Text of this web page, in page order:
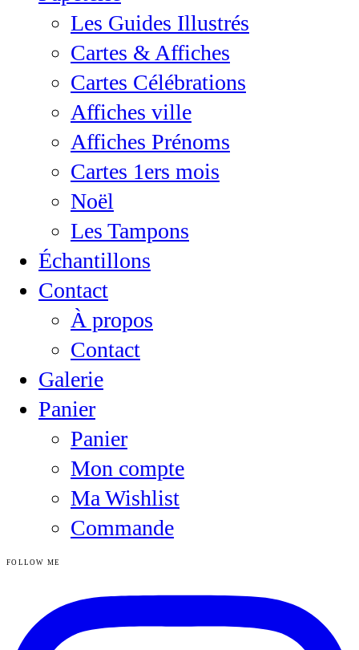
Les Guides Illustrés
Cartes & Affiches
Cartes Célébrations
Affiches ville
Affiches Prénoms
Cartes 1ers mois
Noël
Les Tampons
Échantillons
Contact
À propos
Contact
Galerie
Panier
Panier
Mon compte
Ma Wishlist
Commande
FOLLOW ME